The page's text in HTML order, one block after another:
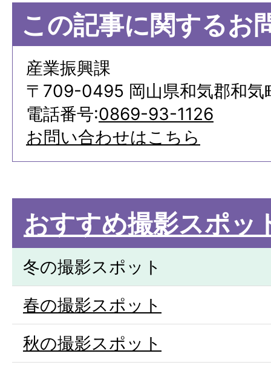
この記事に関するお
産業振興課
〒709-0495 岡山県和気郡和気
電話番号:0869-93-1126
お問い合わせはこちら
おすすめ撮影スポッ
冬の撮影スポット
春の撮影スポット
秋の撮影スポット